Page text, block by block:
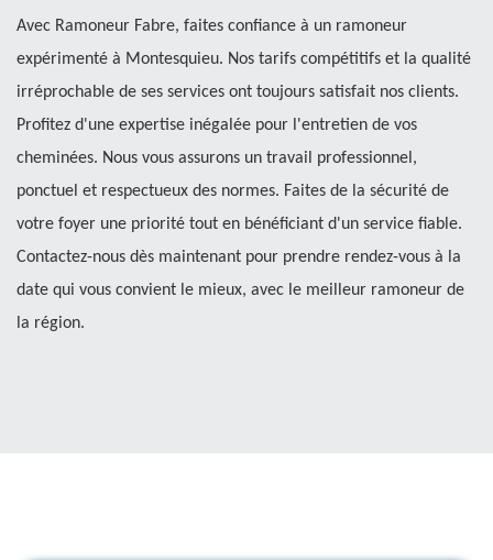
Avec Ramoneur Fabre, faites confiance à un ramoneur
expérimenté à Montesquieu. Nos tarifs compétitifs et la qualité
irréprochable de ses services ont toujours satisfait nos clients.
Profitez d'une expertise inégalée pour l'entretien de vos
cheminées. Nous vous assurons un travail professionnel,
ponctuel et respectueux des normes. Faites de la sécurité de
votre foyer une priorité tout en bénéficiant d'un service fiable.
Contactez-nous dès maintenant pour prendre rendez-vous à la
date qui vous convient le mieux, avec le meilleur ramoneur de
la région.